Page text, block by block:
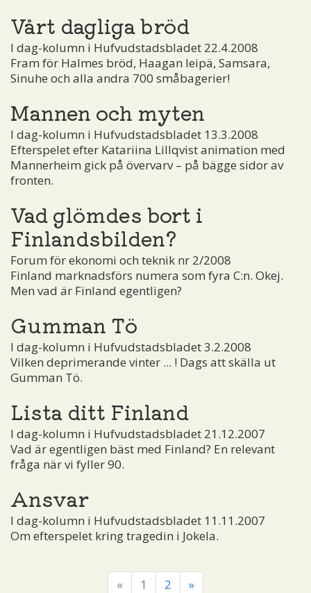
Vårt dagliga bröd
I dag-kolumn i Hufvudstadsbladet 22.4.2008
Fram för Halmes bröd, Haagan leipä, Samsara,
Sinuhe och alla andra 700 småbagerier!
Mannen och myten
I dag-kolumn i Hufvudstadsbladet 13.3.2008
Efterspelet efter Katariina Lillqvist animation med
Mannerheim gick på övervarv – på bägge sidor av
fronten.
Vad glömdes bort i
Finlandsbilden?
Forum för ekonomi och teknik nr 2/2008
Finland marknadsförs numera som fyra C:n. Okej.
Men vad är Finland egentligen?
Gumman Tö
I dag-kolumn i Hufvudstadsbladet 3.2.2008
Vilken deprimerande vinter ... ! Dags att skälla ut
Gumman Tö.
Lista ditt Finland
I dag-kolumn i Hufvudstadsbladet 21.12.2007
Vad är egentligen bäst med Finland? En relevant
fråga när vi fyller 90.
Ansvar
I dag-kolumn i Hufvudstadsbladet 11.11.2007
Om efterspelet kring tragedin i Jokela.
« 1 2 »